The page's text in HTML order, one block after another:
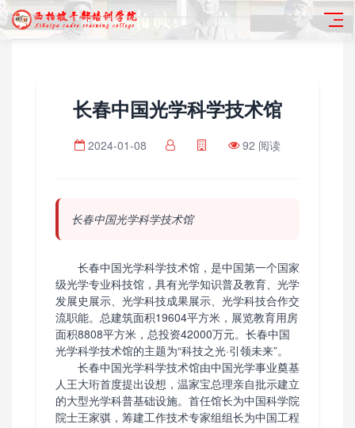
长春中国光学科学技术馆
2024-01-08 92 阅读
长春中国光学科学技术馆
长春中国光学科学技术馆，是中国第一个国家
级光学专业科技馆，具有光学知识普及教育、光学
发展史展示、光学科技成果展示、光学科技合作交
流职能。总建筑面积19604平方米，展览教育用房
面积8808平方米，总投资42000万元。长春中国
光学科学技术馆的主题为“科技之光·引领未来”。
长春中国光学科学技术馆由中国光学事业奠基
人王大珩首度提出设想，温家宝总理亲自批示建立
的大型光学科普基础设施。首任馆长为中国科学院
院士王家骐，筹建工作技术专家组组长为中国工程